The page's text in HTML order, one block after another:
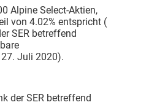
Alpine Select-Aktien,
von 4.02% entspricht (
SER betreffend
Juli 2020).
der SER betreffend